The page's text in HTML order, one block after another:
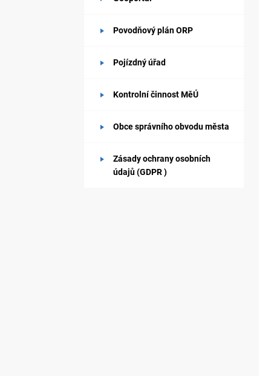
Povodňový plán ORP
Pojízdný úřad
Kontrolní činnost MěÚ
Obce správního obvodu města
Zásady ochrany osobních
údajů (GDPR )